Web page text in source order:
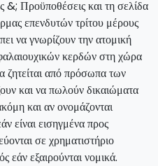
&; Προϋποθέσεις και τη σελίδα
επενδυτών τρίτου μέρους
να γνωρίζουν την ατομική
κερδών στη χώρα
ζητείται από πρόσωπα των
και να πωλούν δικαιώματα
και αν ονομάζονται
είναι εισηγμένα προς
σε χρηματιστήριο
εξαιρούνται νομικά.